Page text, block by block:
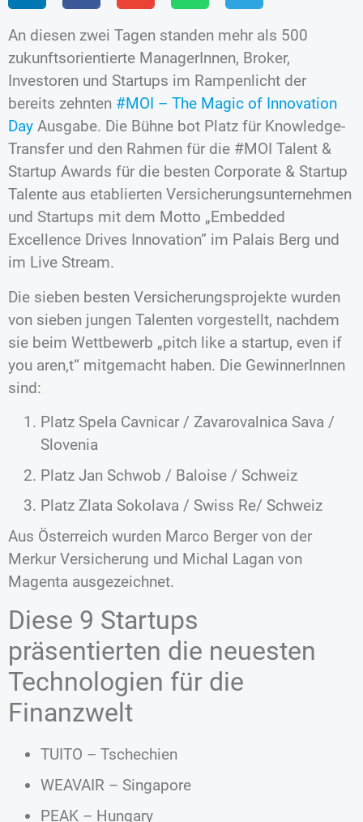
An diesen zwei Tagen standen mehr als 500
zukunftsorientierte ManagerInnen, Broker,
Investoren und Startups im Rampenlicht der
bereits zehnten #MOI – The Magic of Innovation
Day Ausgabe. Die Bühne bot Platz für Knowledge-
Transfer und den Rahmen für die #MOI Talent &
Startup Awards für die besten Corporate & Startup
Talente aus etablierten Versicherungsunternehmen
und Startups mit dem Motto „Embedded
Excellence Drives Innovation” im Palais Berg und
im Live Stream.
Die sieben besten Versicherungsprojekte wurden
von sieben jungen Talenten vorgestellt, nachdem
sie beim Wettbewerb „pitch like a startup, even if
you aren‚t“ mitgemacht haben. Die GewinnerInnen
sind:
Platz Spela Cavnicar / Zavarovalnica Sava /
Slovenia
Platz Jan Schwob / Baloise / Schweiz
Platz Zlata Sokolava / Swiss Re/ Schweiz
Aus Österreich wurden Marco Berger von der
Merkur Versicherung und Michal Lagan von
Magenta ausgezeichnet.
Diese 9 Startups
präsentierten die neuesten
Technologien für die
Finanzwelt
TUITO – Tschechien
WEAVAIR – Singapore
PEAK – Hungary